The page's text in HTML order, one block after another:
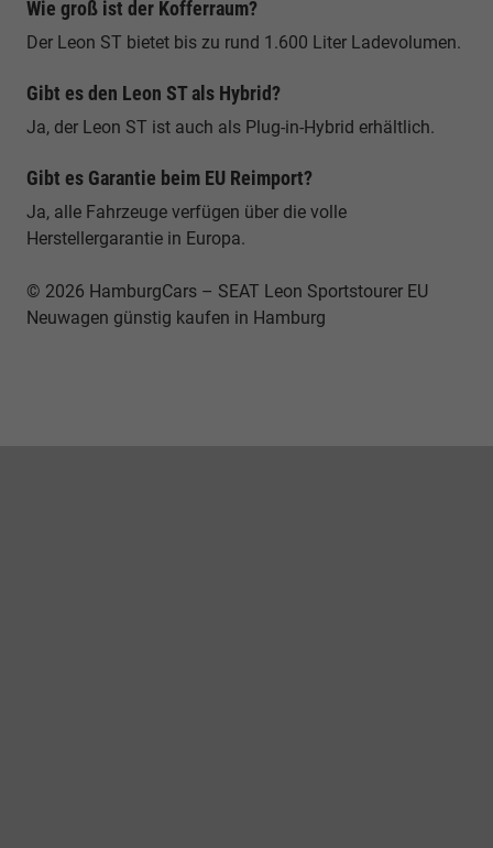
Wie groß ist der Kofferraum?
Der Leon ST bietet bis zu rund 1.600 Liter Ladevolumen.
Gibt es den Leon ST als Hybrid?
Ja, der Leon ST ist auch als Plug-in-Hybrid erhältlich.
Gibt es Garantie beim EU Reimport?
Ja, alle Fahrzeuge verfügen über die volle
Herstellergarantie in Europa.
© 2026 HamburgCars – SEAT Leon Sportstourer EU
Neuwagen günstig kaufen in Hamburg